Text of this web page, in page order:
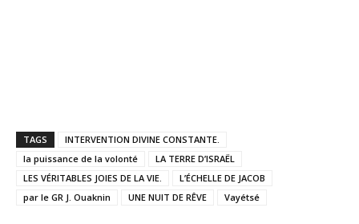
TAGS
INTERVENTION DIVINE CONSTANTE.
la puissance de la volonté
LA TERRE D’ISRAËL
LES VÉRITABLES JOIES DE LA VIE.
L’ÉCHELLE DE JACOB
par le GR J. Ouaknin
UNE NUIT DE RÊVE Vayétsé